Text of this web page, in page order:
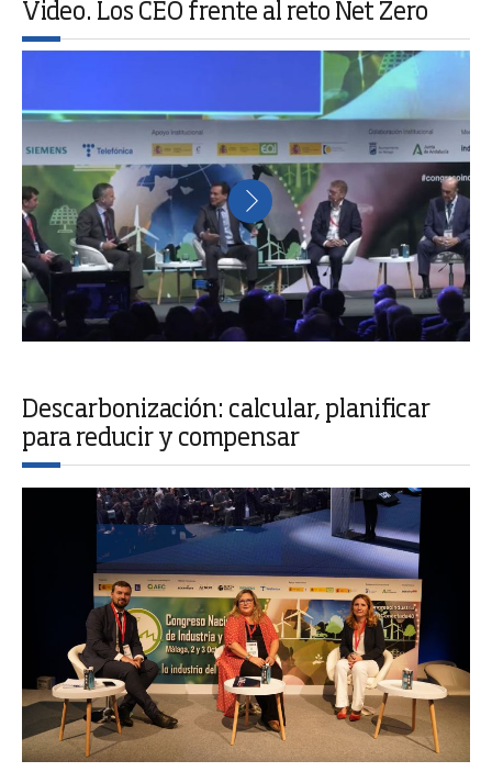
Video. Los CEO frente al reto Net Zero
Descarbonización: calcular, planificar
para reducir y compensar